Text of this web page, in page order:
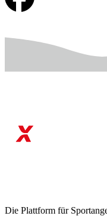
Die Plattform für